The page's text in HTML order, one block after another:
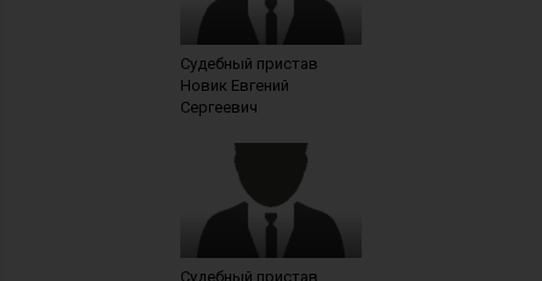
Судебный пристав
Новик Евгений
Сергеевич
Судебный пристав